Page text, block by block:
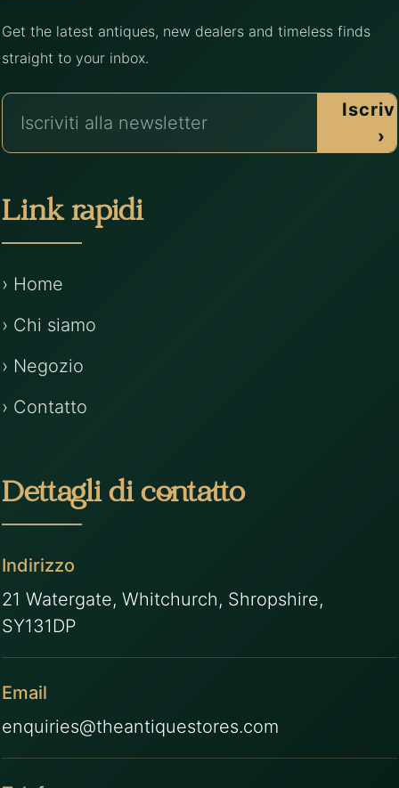
Get the latest antiques, new dealers and timeless finds
straight to your inbox.
›
Link rapidi
› Home
› Chi siamo
› Negozio
› Contatto
Dettagli di contatto
Indirizzo
21 Watergate, Whitchurch, Shropshire,
SY131DP
Email
enquiries@theantiquestores.com